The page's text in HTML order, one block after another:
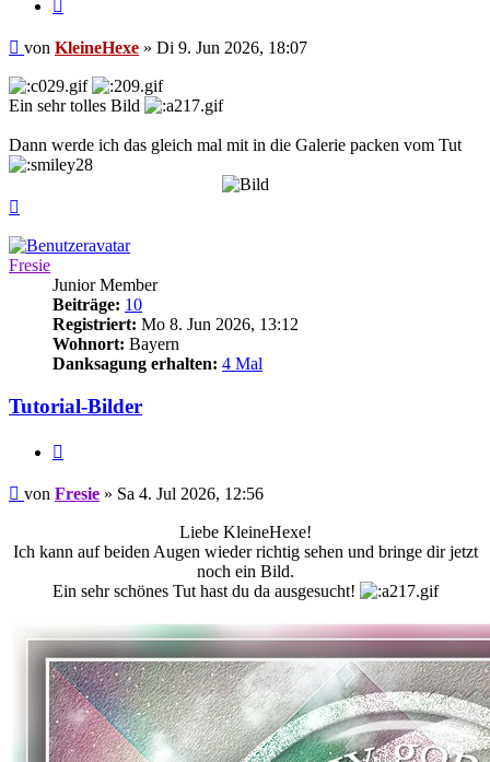
Beitrag
von KleineHexe » Di 9. Jun 2026, 18:07
Ein sehr tolles Bild
Dann werde ich das gleich mal mit in die Galerie packen vom Tut
Fresie
Junior Member
Beiträge: 10
Registriert: Mo 8. Jun 2026, 13:12
Wohnort: Bayern
Danksagung erhalten: 4 Mal
Tutorial-Bilder
Beitrag
von Fresie » Sa 4. Jul 2026, 12:56
Liebe KleineHexe!
Ich kann auf beiden Augen wieder richtig sehen und bringe dir jetzt
noch ein Bild.
Ein sehr schönes Tut hast du da ausgesucht!